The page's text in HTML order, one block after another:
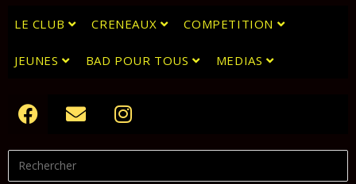
LE CLUB CRENEAUX COMPETITION
JEUNES BAD POUR TOUS MEDIAS